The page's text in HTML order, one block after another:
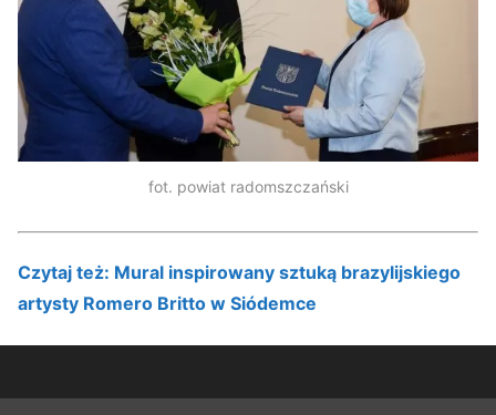
fot. powiat radomszczański
Czytaj też: Mural inspirowany sztuką brazylijskiego
artysty Romero Britto w Siódemce